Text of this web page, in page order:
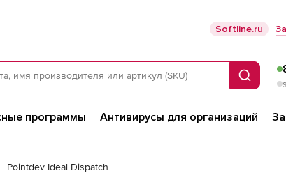
Softline.ru
Поиск
программы Антивирусы для организаций
Pointdev Ideal Dispatch